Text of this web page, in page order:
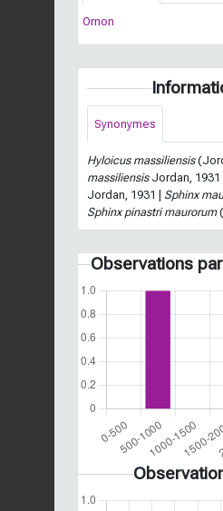
Ornon
Synonymes
Hyloicus massiliensis
massiliensisJordan, 1931
Jordan, 1931 | Sphinx
Sphinx pinastri maurorum
Observations